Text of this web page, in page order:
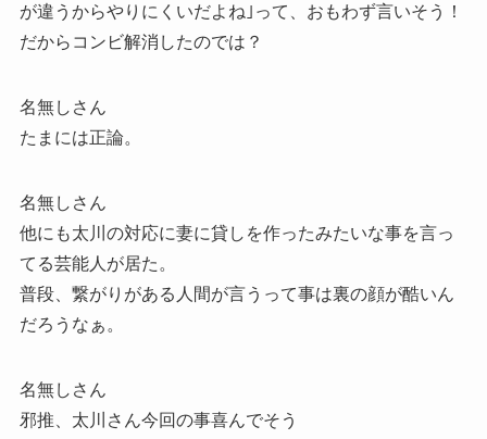
が違うからやりにくいだよね｣って、おもわず言いそう！
だからコンビ解消したのでは？
名無しさん
たまには正論。
名無しさん
他にも太川の対応に妻に貸しを作ったみたいな事を言っ
てる芸能人が居た。
普段、繋がりがある人間が言うって事は裏の顔が酷いん
だろうなぁ。
名無しさん
邪推、太川さん今回の事喜んでそう